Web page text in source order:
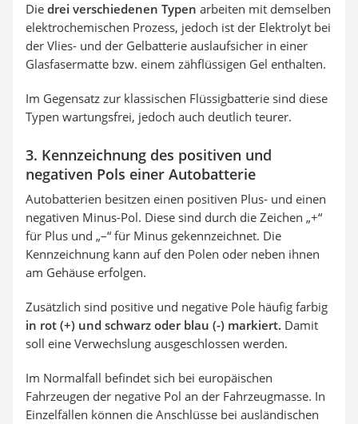
Die drei verschiedenen Typen arbeiten mit demselben
elektrochemischen Prozess, jedoch ist der Elektrolyt bei
der Vlies- und der Gelbatterie auslaufsicher in einer
Glasfasermatte bzw. einem zähflüssigen Gel enthalten.
Im Gegensatz zur klassischen Flüssigbatterie sind diese
Typen wartungsfrei, jedoch auch deutlich teurer.
3. Kennzeichnung des positiven und
negativen Pols einer Autobatterie
Autobatterien besitzen einen positiven Plus- und einen
negativen Minus-Pol. Diese sind durch die Zeichen „+“
für Plus und „–“ für Minus gekennzeichnet. Die
Kennzeichnung kann auf den Polen oder neben ihnen
am Gehäuse erfolgen.
Zusätzlich sind positive und negative Pole häufig farbig
in rot (+) und schwarz oder blau (-) markiert. Damit
soll eine Verwechslung ausgeschlossen werden.
Im Normalfall befindet sich bei europäischen
Fahrzeugen der negative Pol an der Fahrzeugmasse. In
Einzelfällen können die Anschlüsse bei ausländischen